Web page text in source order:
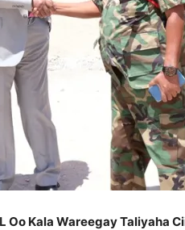
Kala Wareegay Taliyaha